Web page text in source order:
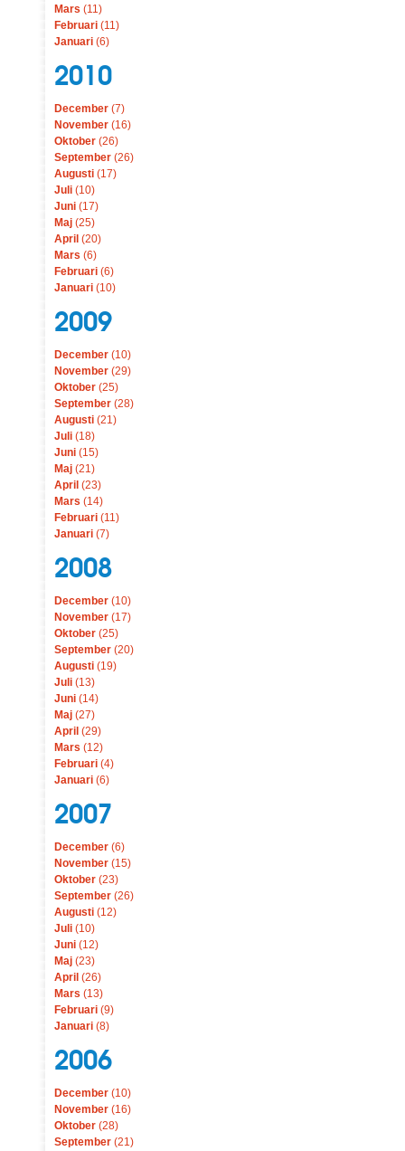
Mars (11)
Februari (11)
Januari (6)
2010
December (7)
November (16)
Oktober (26)
September (26)
Augusti (17)
Juli (10)
Juni (17)
Maj (25)
April (20)
Mars (6)
Februari (6)
Januari (10)
2009
December (10)
November (29)
Oktober (25)
September (28)
Augusti (21)
Juli (18)
Juni (15)
Maj (21)
April (23)
Mars (14)
Februari (11)
Januari (7)
2008
December (10)
November (17)
Oktober (25)
September (20)
Augusti (19)
Juli (13)
Juni (14)
Maj (27)
April (29)
Mars (12)
Februari (4)
Januari (6)
2007
December (6)
November (15)
Oktober (23)
September (26)
Augusti (12)
Juli (10)
Juni (12)
Maj (23)
April (26)
Mars (13)
Februari (9)
Januari (8)
2006
December (10)
November (16)
Oktober (28)
September (21)